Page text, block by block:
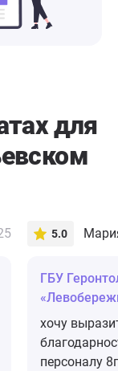
для
5.0
ГБУ
хочу
персоналу